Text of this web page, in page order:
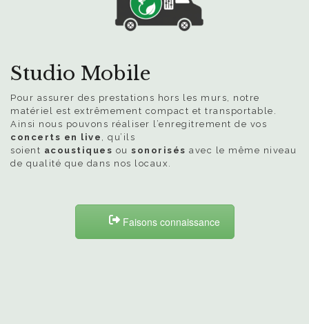
Studio Mobile
Pour assurer des prestations hors les murs, notre
matériel est extrêmement compact et transportable.
Ainsi nous pouvons réaliser l’enregitrement de vos
concerts en live
, qu’ils
soient acoustiques ou sonorisés avec le même niveau
de qualité que dans nos locaux.
Faisons connaissance